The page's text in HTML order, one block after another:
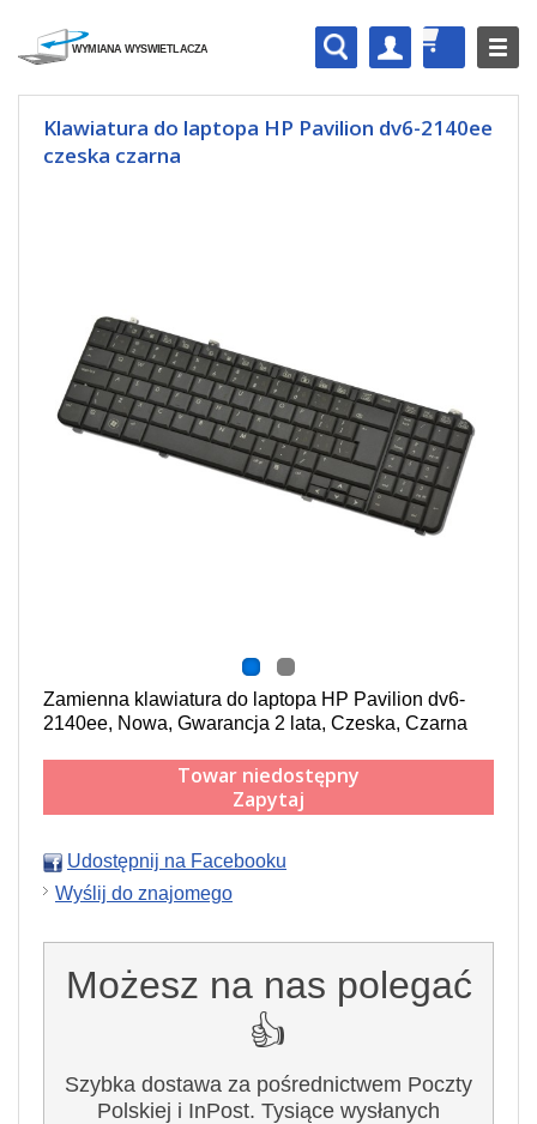
Klawiatura do laptopa HP Pavilion dv6-2140ee
czeska czarna
Zamienna klawiatura do laptopa HP Pavilion dv6-
2140ee, Nowa, Gwarancja 2 lata, Czeska, Czarna
Towar niedostępny
Zapytaj
Udostępnij na Facebooku
Wyślij do znajomego
Możesz na nas polegać
👍
Szybka dostawa za pośrednictwem Poczty
Polskiej i InPost. Tysiące wysłanych